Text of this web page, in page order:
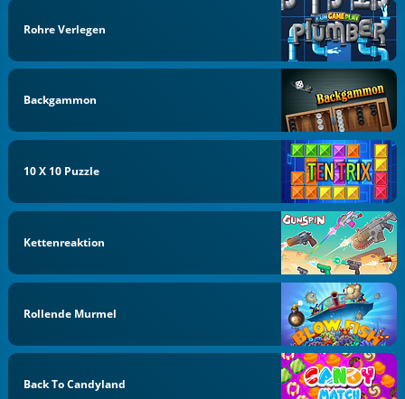
Rohre Verlegen
Backgammon
10 X 10 Puzzle
Kettenreaktion
Rollende Murmel
Back To Candyland